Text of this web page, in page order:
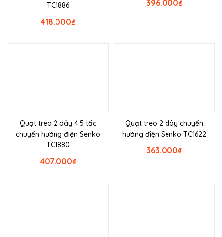
TC1886
₫
418.000
₫
396.000
Quạt treo 2 dây 4.5 tấc
chuyển hướng điện Senko
TC1880
₫
407.000
Quạt treo 2 dây chuyển
hướng điện Senko TC1622
₫
363.000